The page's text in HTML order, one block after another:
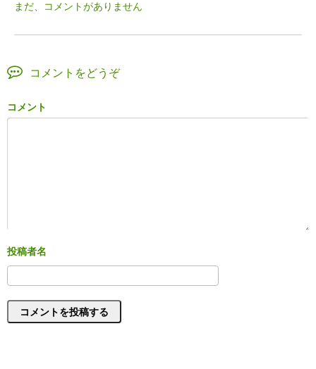
まだ、コメントがありません
コメントをどうぞ
コメント